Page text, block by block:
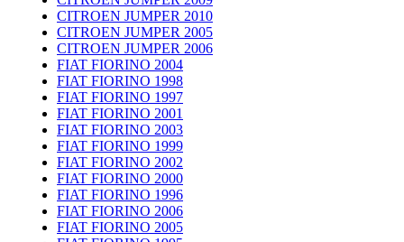
CITROEN JUMPER 2010
CITROEN JUMPER 2005
CITROEN JUMPER 2006
FIAT FIORINO 2004
FIAT FIORINO 1998
FIAT FIORINO 1997
FIAT FIORINO 2001
FIAT FIORINO 2003
FIAT FIORINO 1999
FIAT FIORINO 2002
FIAT FIORINO 2000
FIAT FIORINO 1996
FIAT FIORINO 2006
FIAT FIORINO 2005